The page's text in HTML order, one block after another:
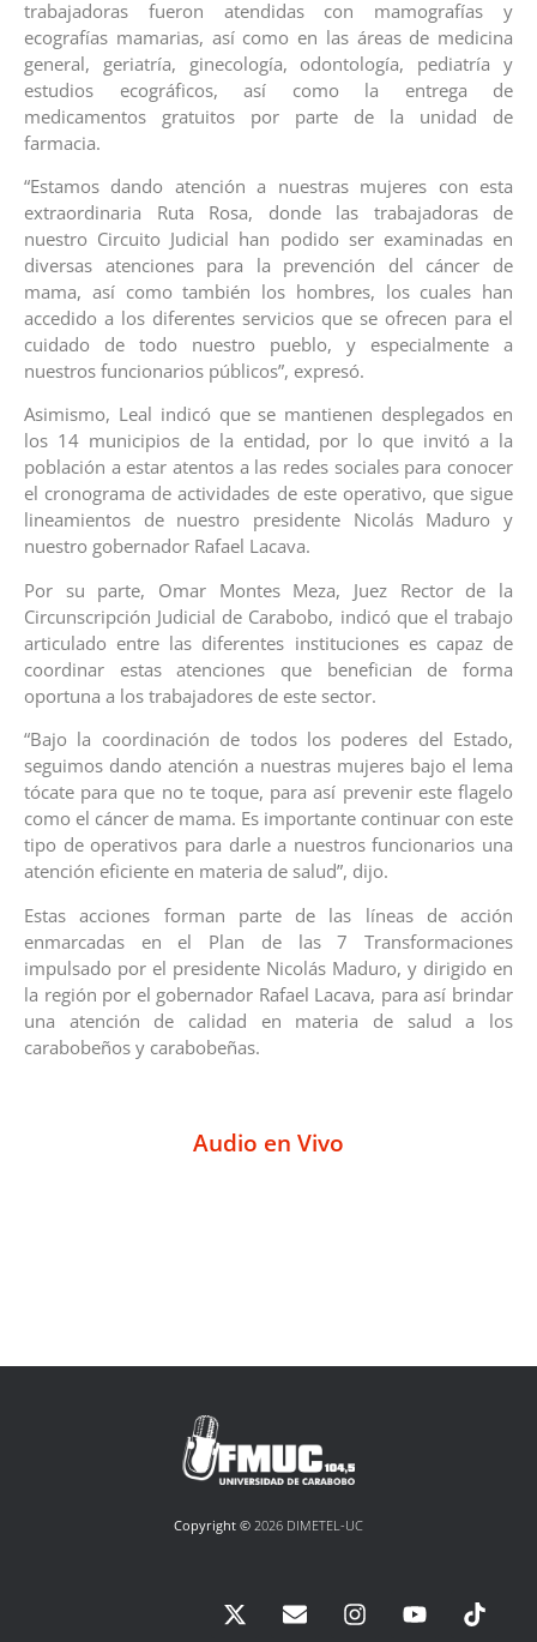
trabajadoras fueron atendidas con mamografías y
ecografías mamarias, así como en las áreas de medicina
general, geriatría, ginecología, odontología, pediatría y
estudios ecográficos, así como la entrega de
medicamentos gratuitos por parte de la unidad de
farmacia.
“Estamos dando atención a nuestras mujeres con esta
extraordinaria Ruta Rosa, donde las trabajadoras de
nuestro Circuito Judicial han podido ser examinadas en
diversas atenciones para la prevención del cáncer de
mama, así como también los hombres, los cuales han
accedido a los diferentes servicios que se ofrecen para el
cuidado de todo nuestro pueblo, y especialmente a
nuestros funcionarios públicos”, expresó.
Asimismo, Leal indicó que se mantienen desplegados en
los 14 municipios de la entidad, por lo que invitó a la
población a estar atentos a las redes sociales para conocer
el cronograma de actividades de este operativo, que sigue
lineamientos de nuestro presidente Nicolás Maduro y
nuestro gobernador Rafael Lacava.
Por su parte, Omar Montes Meza, Juez Rector de la
Circunscripción Judicial de Carabobo, indicó que el trabajo
articulado entre las diferentes instituciones es capaz de
coordinar estas atenciones que benefician de forma
oportuna a los trabajadores de este sector.
“Bajo la coordinación de todos los poderes del Estado,
seguimos dando atención a nuestras mujeres bajo el lema
tócate para que no te toque, para así prevenir este flagelo
como el cáncer de mama. Es importante continuar con este
tipo de operativos para darle a nuestros funcionarios una
atención eficiente en materia de salud”, dijo.
Estas acciones forman parte de las líneas de acción
enmarcadas en el Plan de las 7 Transformaciones
impulsado por el presidente Nicolás Maduro, y dirigido en
la región por el gobernador Rafael Lacava, para así brindar
una atención de calidad en materia de salud a los
carabobeños y carabobeñas.
Audio en Vivo
Copyright © 2026 DIMETEL-UC